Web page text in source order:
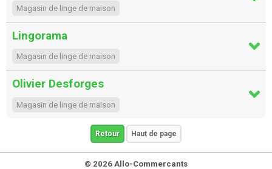
Magasin de linge de maison
Lingorama
Magasin de linge de maison
Olivier Desforges
Magasin de linge de maison
Retour Haut de page
© 2026 Allo-Commercants